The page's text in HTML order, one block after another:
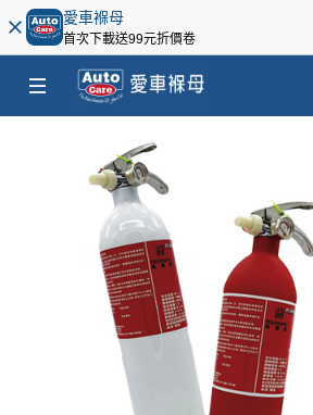
愛車褓母
首次下載送99元折價卷